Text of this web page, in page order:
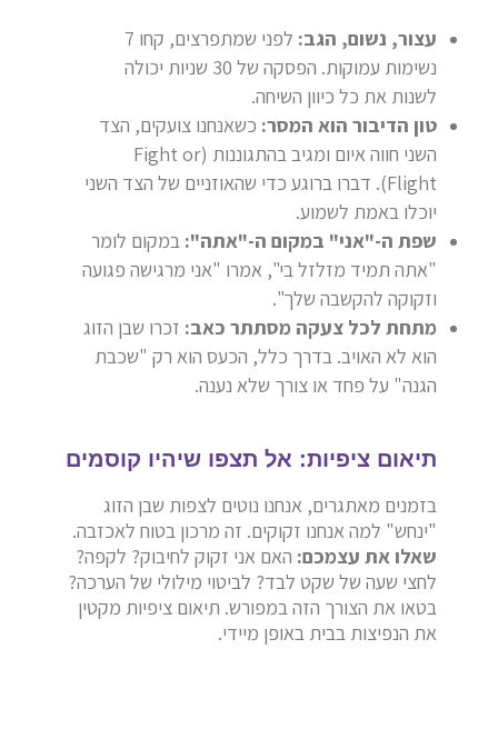
עצור, נשום, הגב:
לפני שמתפרצים, קחו 7
נשימות עמוקות. הפסקה של 30 שניות יכולה
לשנות את כל כיוון השיחה.
טון הדיבור הוא המסר: כשאנחנו צועקים, הצד
השני חווה איום ומגיב בהתגוננות (Fight or
Flight). דברו ברוגע כדי שהאוזניים של הצד השני
יוכלו באמת לשמוע.
שפת ה-"אני" במקום ה-"אתה": במקום לומר
"אתה תמיד מזלזל בי", אמרו "אני מרגישה פגועה
וזקוקה להקשבה שלך".
מתחת לכל צעקה מסתתר כאב: זכרו שבן הזוג
הוא לא האויב. בדרך כלל, הכעס הוא רק "שכבת
הגנה" על פחד או צורך שלא נענה.
תיאום ציפיות: אל תצפו שיהיו קוסמים
בזמנים מאתגרים, אנחנו נוטים לצפות שבן הזוג
"ינחש" למה אנחנו זקוקים. זה מרכון בטוח לאכזבה.
שאלו את עצמכם: האם אני זקוק לחיבוק? לקפה?
לחצי שעה של שקט לבד? לביטוי מילולי של הערכה?
בטאו את הצורך הזה במפורש. תיאום ציפיות מקטין
את הנפיצות בבית באופן מיידי.